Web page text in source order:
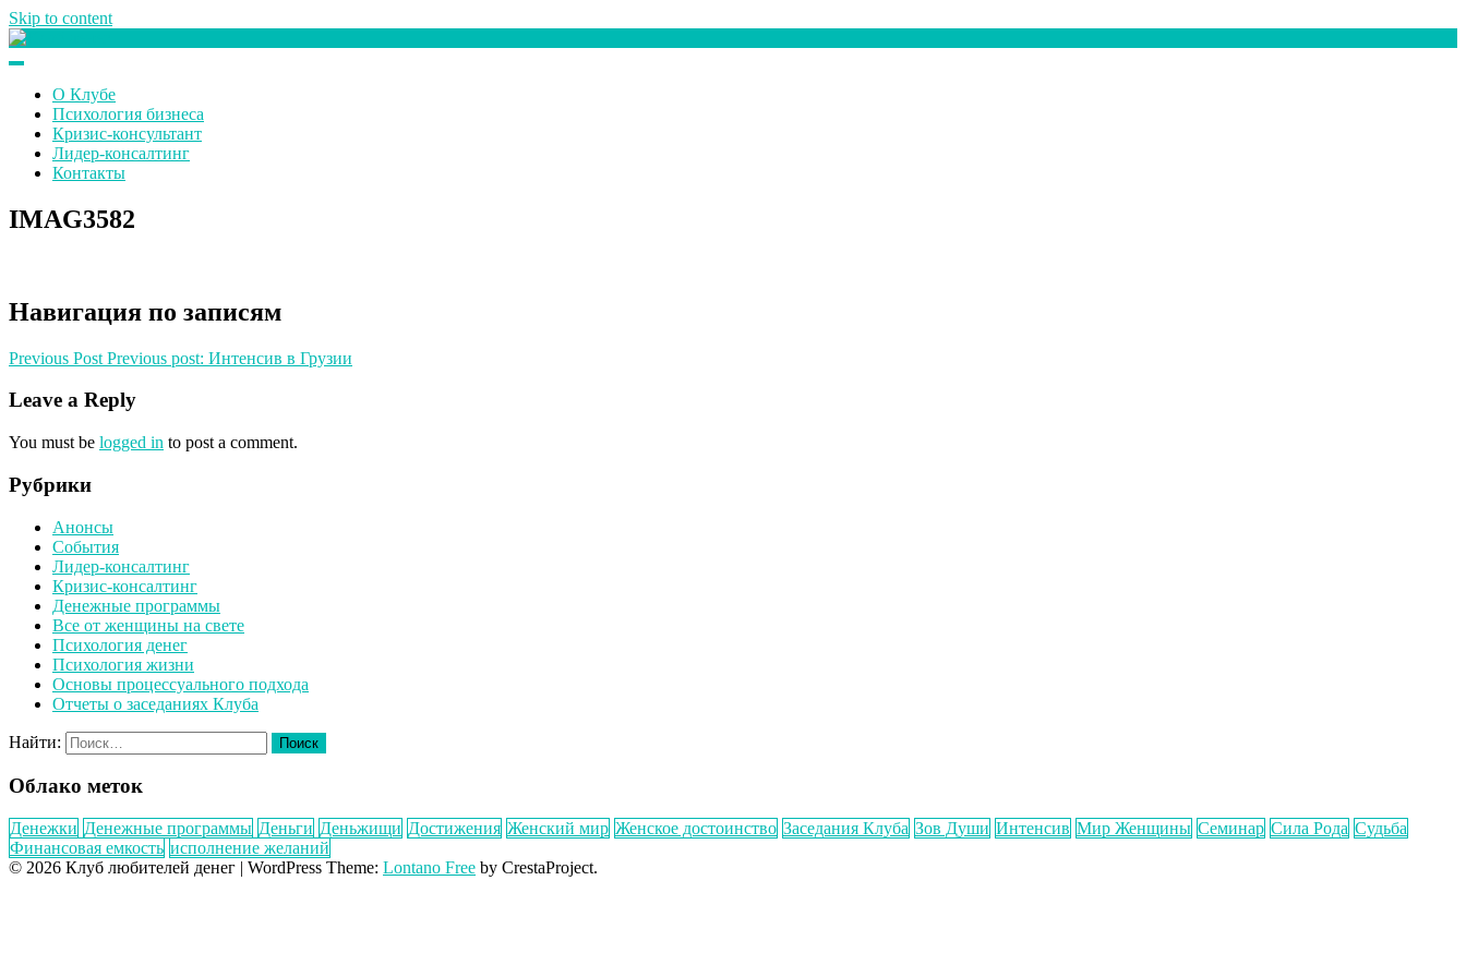
Skip to content
О Клубе
Психология бизнеса
Кризис-консультант
Лидер-консалтинг
Контакты
IMAG3582
Навигация по записям
Previous Post Previous post: Интенсив в Грузии
Leave a Reply
You must be logged in to post a comment.
Рубрики
Анонсы
События
Лидер-консалтинг
Кризис-консалтинг
Денежные программы
Все от женщины на свете
Психология денег
Психология жизни
Основы процессуального подхода
Отчеты о заседаниях Клуба
Найти:
Облако меток
Денежки Денежные программы Деньги Деньжищи Достижения Женский мир Женское достоинство Заседания Клуба Зов Души Интенсив Мир Женщины Семинар Сила Рода Судьба
Финансовая емкость исполнение желаний
© 2026 Клуб любителей денег | WordPress Theme: Lontano Free by CrestaProject.